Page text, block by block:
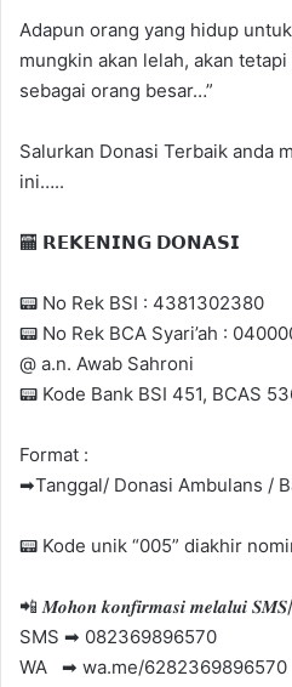
Adapun orang yang hidup
mungkin akan lelah, akan
sebagai orang besar…”
Salurkan Donasi Terbaik anda
ini…..
🏧 𝗥𝗘𝗞𝗘𝗡𝗜𝗡𝗚 𝗗𝗢𝗡𝗔𝗦𝗜
📟 No Rek BSI : 4381302380
📟 No Rek BCA Syari’ah :
@ a.n. Awab Sahroni
📟 Kode Bank BSI 451, BCAS
Format :
➡Tanggal/ Donasi Ambulans /
📟 Kode unik “005” diakhir
📲 𝑴𝒐𝒉𝒐𝒏 𝒌𝒐𝒏𝒇𝒊𝒓𝒎𝒂𝒔𝒊 𝒎𝒆𝒍𝒂𝒍𝒖𝒊
SMS ➡ 082369896570
WA ➡ wa.me/6282369896570